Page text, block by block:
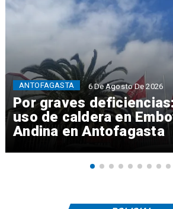
Por graves
uso de caldera en
Andina en Antofagasta
ANTOFAGASTA 6 De Agosto De 2026